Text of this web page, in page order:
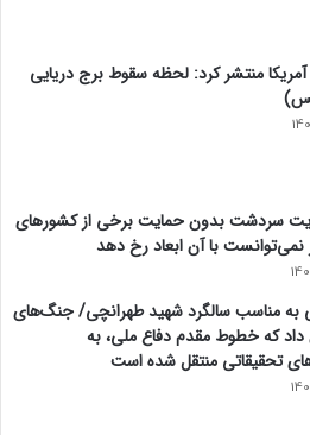
منتشر کرد: لحظه سقوط برج دریایی
سردشت بدون حمایت برخی از کشورهای
نمی‌توانست با آن ابعاد رخ دهد
به مناسب سالگرد شهید طهرانچی/ جنگ‌های
داد که خطوط مقدم دفاع ملی، به
تحقیقاتی منتقل شده است